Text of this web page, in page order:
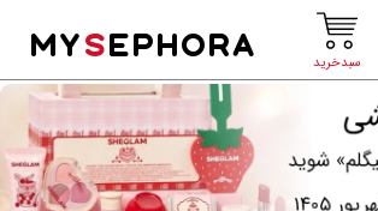
سبدخرید
MYSEPHORA